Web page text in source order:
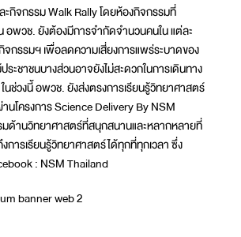
กิจกรรม Walk Rally โดยห้องกิจกรรมที่
อพวช. ยังต้องมีการจำกัดจำนวนคนใน แต่ละ
จกรรมฯ เพื่อลดความเสี่ยงการแพร่ระบาดของ
ระชาชนบางส่วนอาจยังไม่สะดวกในการเดินทาง
นช่วงนี้ อพวช. ยังส่งตรงการเรียนรู้วิทยาศาสตร์
นโครงการ Science Delivery By NSM
มด้านวิทยาศาสตร์ที่สนุกสนานและหลากหลายที่
การเรียนรู้วิทยาศาสตร์ได้ทุกที่ทุกเวลา ซึ่ง
: NSM Thailand